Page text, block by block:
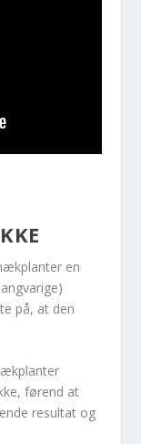
en
på, at den
førend at
resultat og